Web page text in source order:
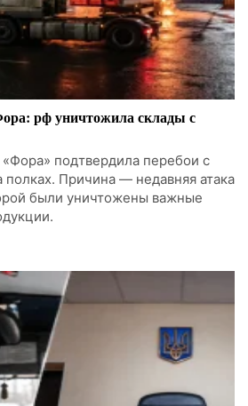
рф уничтожила склады с
подтвердила перебои с
полках. Причина — недавняя атака
были уничтожены важные